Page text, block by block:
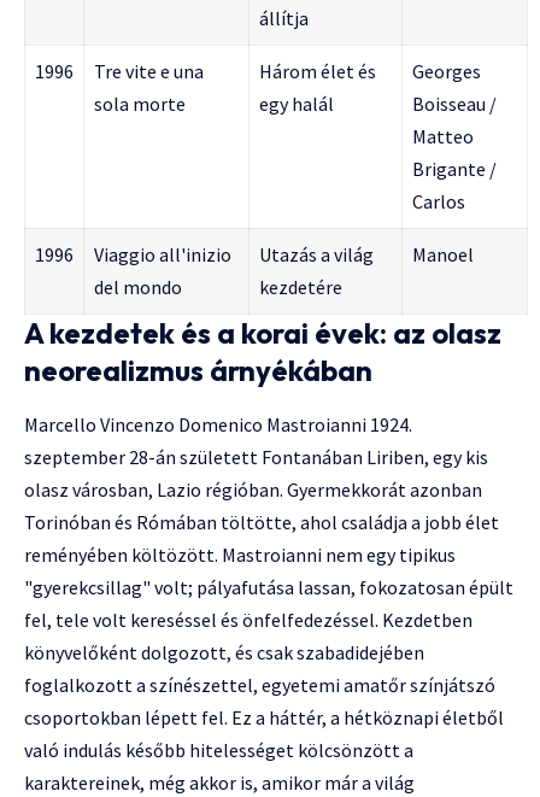
állítja
1996
Tre vite e una
sola morte
Három élet és
egy halál
Georges
Boisseau /
Matteo
Brigante /
Carlos
1996
Viaggio all'inizio
del mondo
Utazás a világ
kezdetére
Manoel
A kezdetek és a korai évek: az olasz
neorealizmus árnyékában
Marcello Vincenzo Domenico Mastroianni 1924.
szeptember 28-án született Fontanában Liriben, egy kis
olasz városban, Lazio régióban. Gyermekkorát azonban
Torinóban és Rómában töltötte, ahol családja a jobb élet
reményében költözött. Mastroianni nem egy tipikus
"gyerekcsillag" volt; pályafutása lassan, fokozatosan épült
fel, tele volt kereséssel és önfelfedezéssel. Kezdetben
könyvelőként dolgozott, és csak szabadidejében
foglalkozott a színészettel, egyetemi amatőr színjátszó
csoportokban lépett fel. Ez a háttér, a hétköznapi életből
való indulás később hitelességet kölcsönzött a
karaktereinek, még akkor is, amikor már a világ